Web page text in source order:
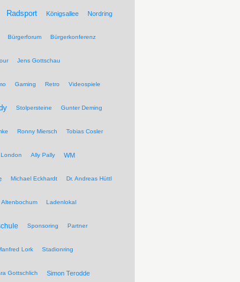
Radsport Königsallee Nordring
Bürgerforum Bürgerkonferenz
Jens Gottschau
Gaming Retro Videospiele
Stolpersteine Gunter Deming
Ronny Miersch Tobias Cosler
London Ally Pally WM
Michael Eckhardt Dr. Andreas Hüttl
Altenbochum Ladenlokal
Sponsoring Partner
Lork Stadionring
Gottschlich Simon Terodde